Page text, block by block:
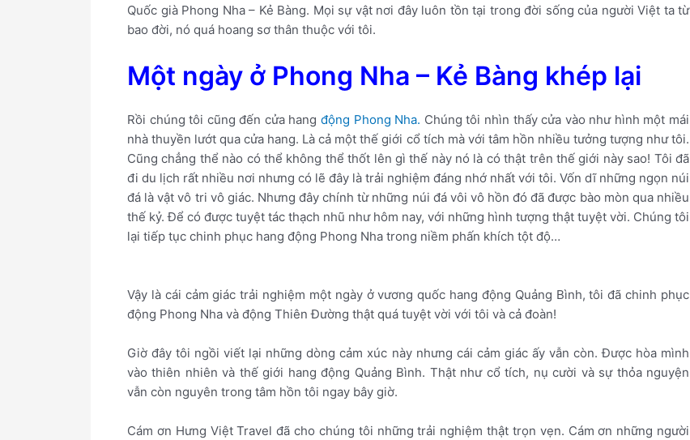
Quốc già Phong Nha – Kẻ Bàng. Mọi sự vật nơi đây luôn tồn tại trong đời sống của người Việt ta từ
bao đời, nó quá hoang sơ thân thuộc với tôi.
Một ngày ở Phong Nha – Kẻ Bàng khép lại
Rồi chúng tôi cũng đến cửa hangđộng Phong Nha. Chúng tôi nhìn thấy cửa vào như hình một mái
nhà thuyền lướt qua cửa hang. Là cả một thế giới cổ tích mà với tâm hồn nhiều tưởng tượng như tôi.
Cũng chẳng thể nào có thể không thể thốt lên gì thế này nó là có thật trên thế giới này sao! Tôi đã
đi du lịch rất nhiều nơi nhưng có lẽ đây là trải nghiệm đáng nhớ nhất với tôi. Vốn dĩ những ngọn núi
đá là vật vô tri vô giác. Nhưng đây chính từ những núi đá vôi vô hồn đó đã được bào mòn qua nhiều
thế kỷ. Để có được tuyệt tác thạch nhũ như hôm nay, với những hình tượng thật tuyệt vời. Chúng tôi
lại tiếp tục chinh phục hang động Phong Nha trong niềm phấn khích tột độ…
Vậy là cái cảm giác trải nghiệm một ngày ở vương quốc hang động Quảng Bình, tôi đã chinh phục
động Phong Nha và động Thiên Đường thật quá tuyệt vời với tôi và cả đoàn!
Giờ đây tôi ngồi viết lại những dòng cảm xúc này nhưng cái cảm giác ấy vẫn còn. Được hòa mình
vào thiên nhiên và thế giới hang động Quảng Bình. Thật như cổ tích, nụ cười và sự thỏa nguyện
vẫn còn nguyên trong tâm hồn tôi ngay bây giờ.
Cám ơn Hưng Việt Travel đã cho chúng tôi những trải nghiệm thật trọn vẹn. Cám ơn những người